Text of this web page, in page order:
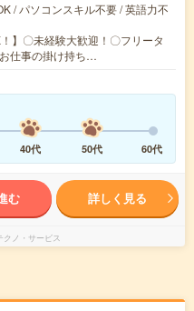
/ パソコンスキル不要 / 英語力不
】〇未経験大歓迎！〇フリータ
仕事の掛け持ち…
40代 50代 60代
む 詳しく見る
クノ・サービス